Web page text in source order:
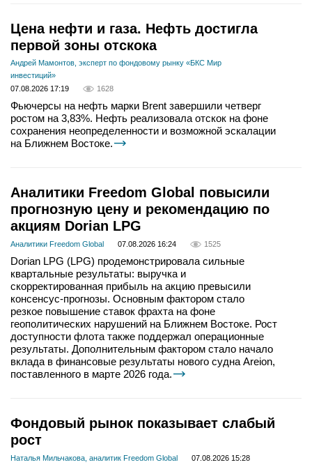
Цена нефти и газа. Нефть достигла
первой зоны отскока
Андрей Мамонтов, эксперт по фондовому рынку «БКС Мир
инвестиций»
07.08.2026 17:19
1628
Фьючерсы на нефть марки Brent завершили четверг
ростом на 3,83%. Нефть реализовала отскок на фоне
сохранения неопределенности и возможной эскалации
на Ближнем Востоке.
Аналитики Freedom Global повысили
прогнозную цену и рекомендацию по
акциям Dorian LPG
Аналитики Freedom Global 07.08.2026 16:24 1525
Dorian LPG (LPG) продемонстрировала сильные
квартальные результаты: выручка и
скорректированная прибыль на акцию превысили
консенсус-прогнозы. Основным фактором стало
резкое повышение ставок фрахта на фоне
геополитических нарушений на Ближнем Востоке. Рост
доступности флота также поддержал операционные
результаты. Дополнительным фактором стало начало
вклада в финансовые результаты нового судна Areion,
поставленного в марте 2026 года.
Фондовый рынок показывает слабый
рост
Наталья Мильчакова, аналитик Freedom Global
07.08.2026 15:28